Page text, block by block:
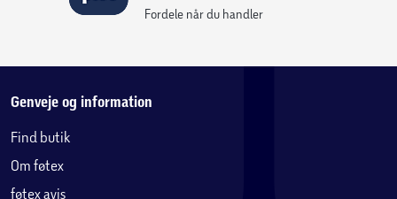
og meget mere.
2
opladning i bare 15 minutter giver op til 8 timers normal
SKABT TIL AT HOLDE
Med et superrobust skærmglas, der er dobbelt så ridsefast
Fordele når du handler
Genveje og information
Find butik
Om føtex
føtex avis